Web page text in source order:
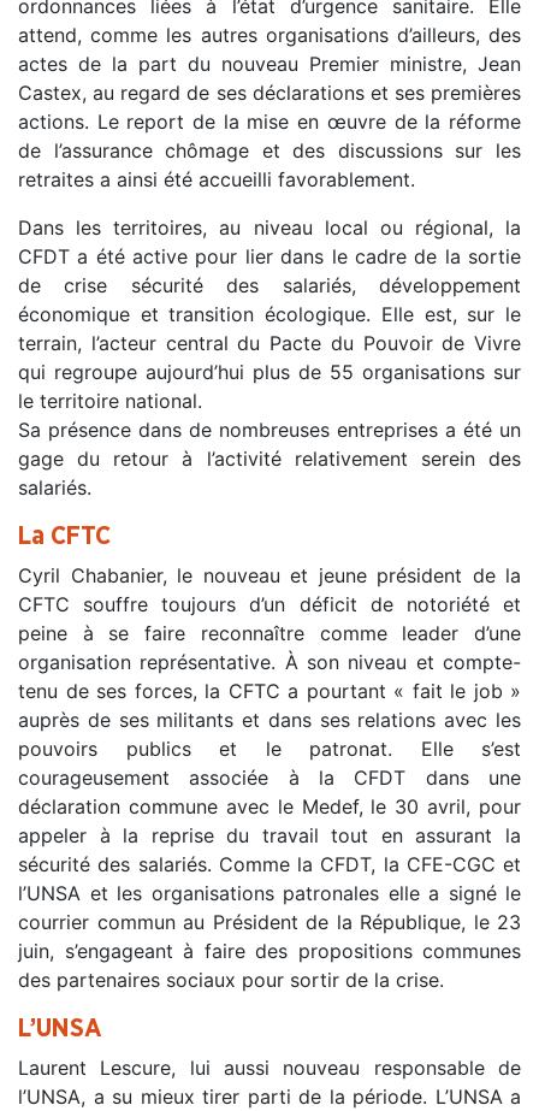
ordonnances liées à l’état d’urgence sanitaire. Elle
attend, comme les autres organisations d’ailleurs, des
actes de la part du nouveau Premier ministre, Jean
Castex, au regard de ses déclarations et ses premières
actions. Le report de la mise en œuvre de la réforme
de l’assurance chômage et des discussions sur les
retraites a ainsi été accueilli favorablement.
Dans les territoires, au niveau local ou régional, la
CFDT a été active pour lier dans le cadre de la sortie
de crise sécurité des salariés, développement
économique et transition écologique. Elle est, sur le
terrain, l’acteur central du Pacte du Pouvoir de Vivre
qui regroupe aujourd’hui plus de 55 organisations sur
le territoire national.
Sa présence dans de nombreuses entreprises a été un
gage du retour à l’activité relativement serein des
salariés.
La CFTC
Cyril Chabanier, le nouveau et jeune président de la
CFTC souffre toujours d’un déficit de notoriété et
peine à se faire reconnaître comme leader d’une
organisation représentative. À son niveau et compte-
tenu de ses forces, la CFTC a pourtant « fait le job »
auprès de ses militants et dans ses relations avec les
pouvoirs publics et le patronat. Elle s’est
courageusement associée à la CFDT dans une
déclaration commune avec le Medef, le 30 avril, pour
appeler à la reprise du travail tout en assurant la
sécurité des salariés. Comme la CFDT, la CFE-CGC et
l’UNSA et les organisations patronales elle a signé le
courrier commun au Président de la République, le 23
juin, s’engageant à faire des propositions communes
des partenaires sociaux pour sortir de la crise.
L’UNSA
Laurent Lescure, lui aussi nouveau responsable de
l’UNSA, a su mieux tirer parti de la période. L’UNSA a